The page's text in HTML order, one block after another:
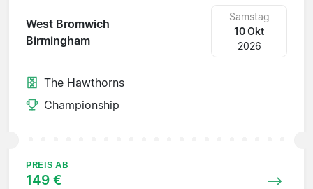
West Bromwich
Birmingham
Samstag
10 Okt
2026
The Hawthorns
Championship
PREIS AB
149 €